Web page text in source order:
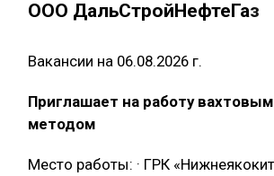
ООО ДальСтройНефтеГаз
Вакансии на 06.08.2026 г.
Приглашает на работу вахтовым
методом
Место работы: · ГРК